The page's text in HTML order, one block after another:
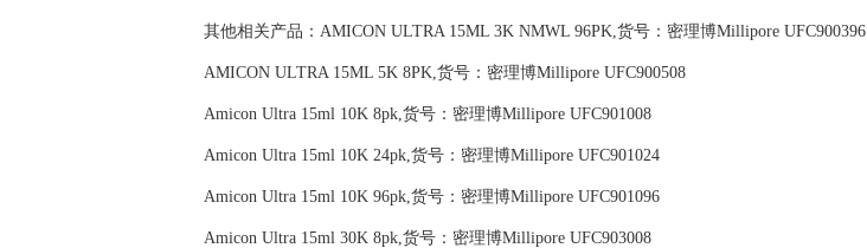
其他相关产品：AMICON ULTRA 15ML 3K NMWL 96PK,货号：密理博Millipore UFC900396
AMICON ULTRA 15ML 5K 8PK,货号：密理博Millipore UFC900508
Amicon Ultra 15ml 10K 8pk,货号：密理博Millipore UFC901008
Amicon Ultra 15ml 10K 24pk,货号：密理博Millipore UFC901024
Amicon Ultra 15ml 10K 96pk,货号：密理博Millipore UFC901096
Amicon Ultra 15ml 30K 8pk,货号：密理博Millipore UFC903008